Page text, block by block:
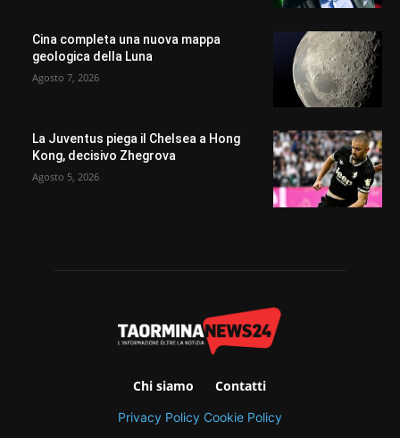
Cina completa una nuova mappa
geologica della Luna
Agosto 7, 2026
La Juventus piega il Chelsea a Hong
Kong, decisivo Zhegrova
Agosto 5, 2026
Chi siamo Contatti
Privacy Policy Cookie Policy